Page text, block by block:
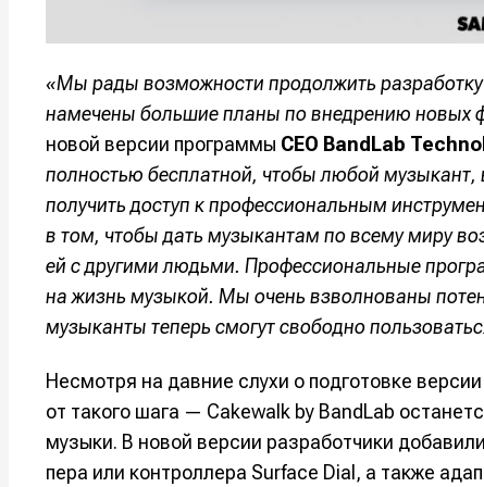
Вы
почта
Вы
почта
Вы
почта
Софт
Сцена
📖
👷
Вы
почта
Софт
Сцена
📖
👷
«Мы рады возможности продолжить
намечены большие планы по внедрению новых
новой версии программы CEO BandLab
полностью бесплатной, чтобы любой музыкант,
получить доступ к профессиональным
в том, чтобы дать музыкантам по всему миру
ей с другими людьми. Профессиональные
на жизнь музыкой. Мы очень взволнованы
музыканты теперь смогут свободно
Несмотря на давние слухи о подготовке
от такого шага — Cakewalk by BandLab
музыки. В новой версии разработчики
пера или контроллера Surface Dial, а также